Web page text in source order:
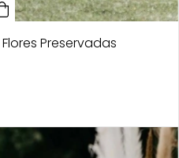
Preservadas